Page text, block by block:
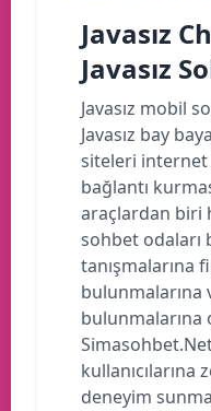
Javasız
Javasız
Javasız mobil
Javasız bay
siteleri internet
bağlantı
araçlardan biri
sohbet odaları
tanışmalarına
bulunmalarına
bulunmalarına
deneyim